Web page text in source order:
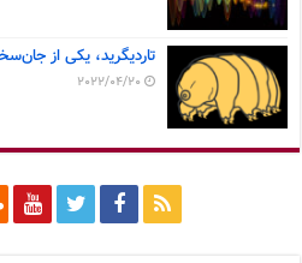
تاردیگرید، یکی از
2022/04/20